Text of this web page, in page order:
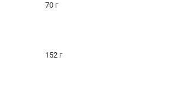
70 г
152 г